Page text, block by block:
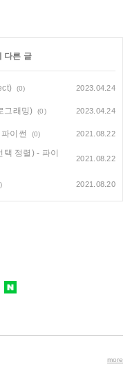
다른 글
(0) 2023.04.24
그래밍) (0) 2023.04.24
이썬 (0) 2021.08.22
택 정렬) - 파이
2021.08.22
2021.08.20
more